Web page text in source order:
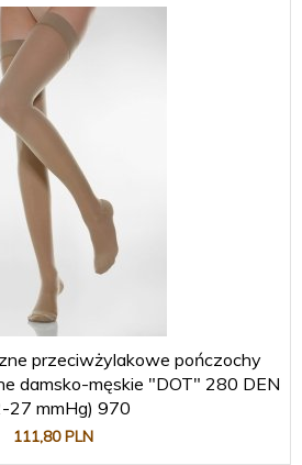
przeciwżylakowe pończochy
damsko-męskie "DOT" 280 DEN
27 mmHg) 970
111,80 PLN